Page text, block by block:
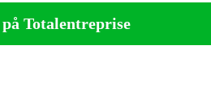
Totalentreprise